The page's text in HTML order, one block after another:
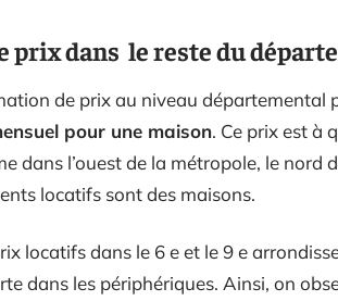
prix dans le reste du
de prix au niveau départemental
pour une maison. Ce prix est à
dans l’ouest de la métropole, le nord
locatifs sont des maisons.
locatifs dans le 6 e et le 9 e
dans les périphériques. Ainsi, on